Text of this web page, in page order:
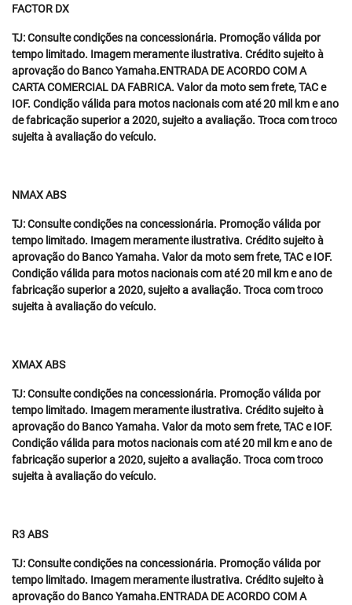
FACTOR DX
TJ: Consulte condições na concessionária. Promoção válida por
tempo limitado. Imagem meramente ilustrativa. Crédito sujeito à
aprovação do Banco Yamaha.ENTRADA DE ACORDO COM A
CARTA COMERCIAL DA FABRICA. Valor da moto sem frete, TAC e
IOF. Condição válida para motos nacionais com até 20 mil km e ano
de fabricação superior a 2020, sujeito a avaliação. Troca com troco
sujeita à avaliação do veículo.
NMAX ABS
TJ: Consulte condições na concessionária. Promoção válida por
tempo limitado. Imagem meramente ilustrativa. Crédito sujeito à
aprovação do Banco Yamaha. Valor da moto sem frete, TAC e IOF.
Condição válida para motos nacionais com até 20 mil km e ano de
fabricação superior a 2020, sujeito a avaliação. Troca com troco
sujeita à avaliação do veículo.
XMAX ABS
TJ: Consulte condições na concessionária. Promoção válida por
tempo limitado. Imagem meramente ilustrativa. Crédito sujeito à
aprovação do Banco Yamaha. Valor da moto sem frete, TAC e IOF.
Condição válida para motos nacionais com até 20 mil km e ano de
fabricação superior a 2020, sujeito a avaliação. Troca com troco
sujeita à avaliação do veículo.
R3 ABS
TJ: Consulte condições na concessionária. Promoção válida por
tempo limitado. Imagem meramente ilustrativa. Crédito sujeito à
aprovação do Banco Yamaha.ENTRADA DE ACORDO COM A